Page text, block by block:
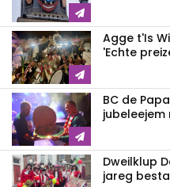
Agge t'Is
'Echte
BC de
Dweilklup
jareg